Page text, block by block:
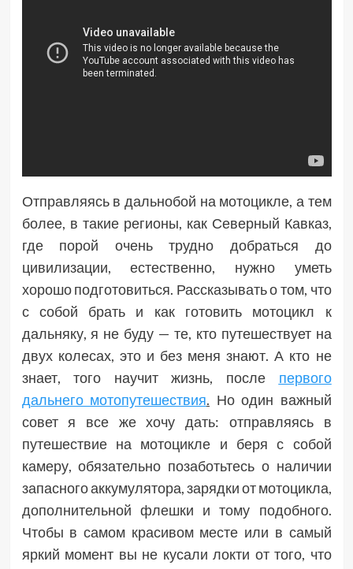
Отправляясь в дальнобой на мотоцикле, а тем
более, в такие регионы, как Северный Кавказ,
где порой очень трудно добраться до
цивилизации, естественно, нужно уметь
хорошо подготовиться. Рассказывать о том, что
с собой брать и как готовить мотоцикл к
дальняку, я не буду — те, кто путешествует на
двух колесах, это и без меня знают. А кто не
знает, того научит жизнь, после первого
дальнего мотопутешествия. Но один важный
совет я все же хочу дать: отправляясь в
путешествие на мотоцикле и беря с собой
камеру, обязательно позаботьтесь о наличии
запасного аккумулятора, зарядки от мотоцикла,
дополнительной флешки и тому подобного.
Чтобы в самом красивом месте или в самый
яркий момент вы не кусали локти от того, что